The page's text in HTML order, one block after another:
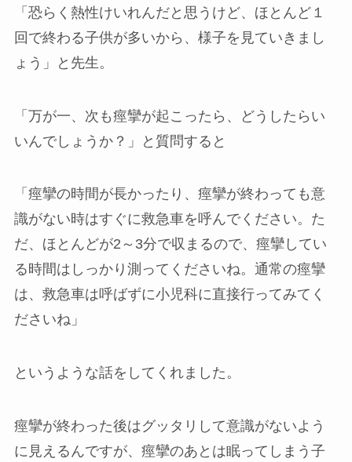
「恐らく熱性けいれんだと思うけど、ほとんど１
回で終わる子供が多いから、様子を見ていきまし
ょう」と先生。
「万が一、次も痙攣が起こったら、どうしたらい
いんでしょうか？」と質問すると
「痙攣の時間が長かったり、痙攣が終わっても意
識がない時はすぐに救急車を呼んでください。た
だ、ほとんどが2～3分で収まるので、痙攣してい
る時間はしっかり測ってくださいね。通常の痙攣
は、救急車は呼ばずに小児科に直接行ってみてく
ださいね」
というような話をしてくれました。
痙攣が終わった後はグッタリして意識がないよう
に見えるんですが、痙攣のあとは眠ってしまう子